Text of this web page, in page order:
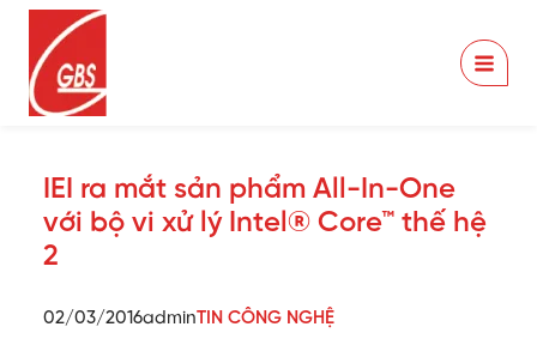
Nhảy
dung
IEI ra mắt sản phẩm All-In-One
với bộ vi xử lý Intel® Core™ thế hệ
2
02/03/2016adminTIN CÔNG NGHỆ